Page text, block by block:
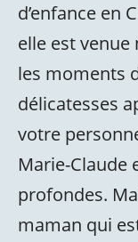
d’enfance en
elle est
les moments
délicatesses
votre
Marie-Claude
profondes.
maman qui